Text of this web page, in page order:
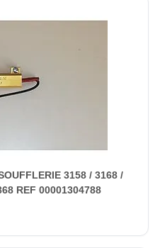
3158 / 3168 /
REF 00001304788